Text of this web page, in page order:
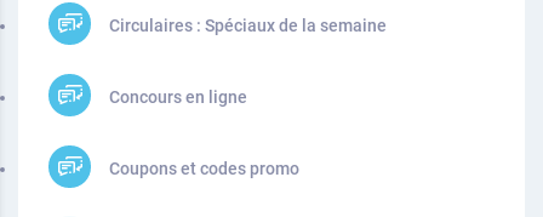
Circulaires : Spéciaux de la semaine
Concours en ligne
Coupons et codes promo